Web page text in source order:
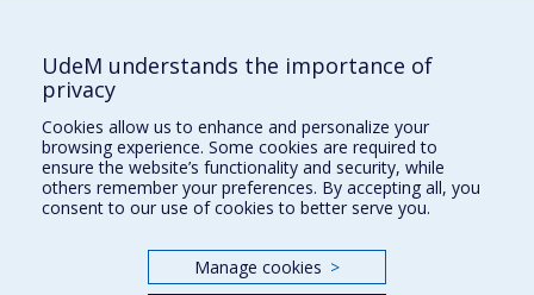
Comment soutenir le Département?
BESOIN D'AIDE?
Plan du site
Signaler une erreur
Accessibilité
Nos départements et écoles
UdeM understands the importance of
privacy
Cookies allow us to enhance and personalize your
browsing experience. Some cookies are required to
ensure the website’s functionality and security, while
others remember your preferences. By accepting all, you
consent to our use of cookies to better serve you.
Manage cookies >